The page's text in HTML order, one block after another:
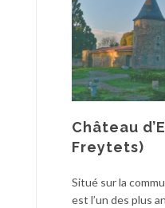
Château
Freytets)
Situé sur la
est l’un des plus